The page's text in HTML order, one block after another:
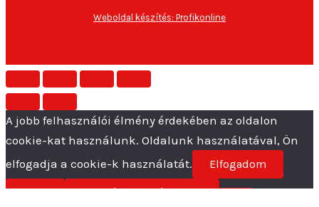
Weboldal készítés: Profikonline
A jobb felhasználói élmény érdekében az oldalon
cookie-kat használunk. Oldalunk használatával, Ön
elfogadja a cookie-k használatát.
Elfogadom
Nem Adatvédelmi irányelvek